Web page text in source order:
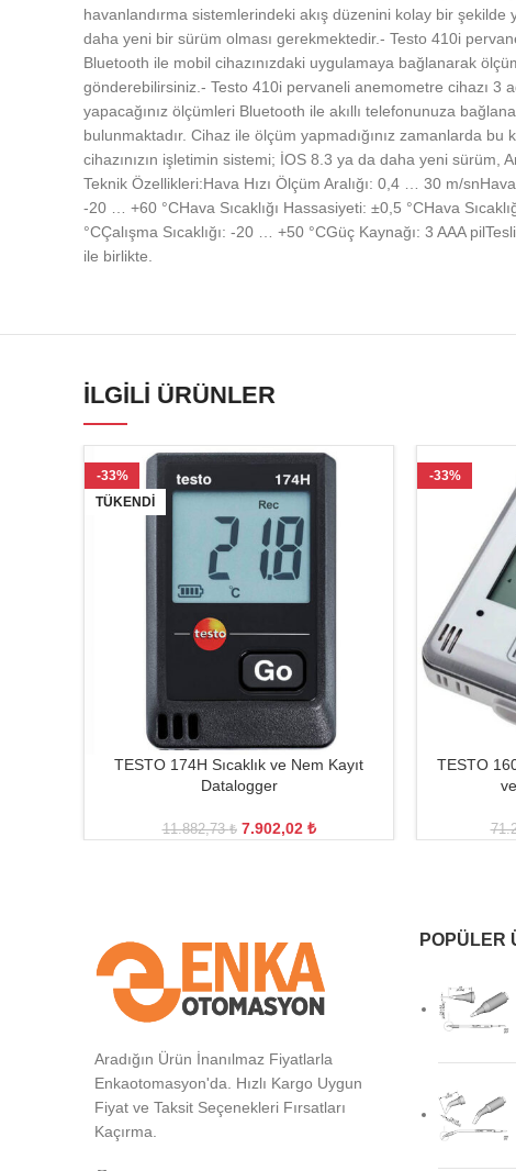
havanlandırma sistemlerindeki akış düzenini kolay bir şekilde
daha yeni bir sürüm olması gerekmektedir.- Testo 410i
Bluetooth ile mobil cihazınızdaki uygulamaya bağlanarak
gönderebilirsiniz.- Testo 410i pervaneli anemometre cihazı 3
yapacağınız ölçümleri Bluetooth ile akıllı telefonunuza
bulunmaktadır. Cihaz ile ölçüm yapmadığınız zamanlarda
cihazınızın işletimin sistemi; İOS 8.3 ya da daha yeni sürüm,
Teknik Özellikleri:Hava Hızı Ölçüm Aralığı: 0,4 … 30 m/
-20 … +60 °CHava Sıcaklığı Hassasiyeti: ±0,5 °CHava
°CÇalışma Sıcaklığı: -20 … +50 °CGüç Kaynağı: 3 AAA
ile birlikte.
İLGILI ÜRÜNLER
-33%
TÜKENDI
TESTO 174H Sıcaklık ve Nem Kayıt
Datalogger
11.882,73₺ 7.902,02 ₺
-33%
TESTO
Aradığın Ürün İnanılmaz Fiyatlarla
Enkaotomasyon'da. Hızlı Kargo Uygun
Fiyat ve Taksit Seçenekleri Fırsatları
Kaçırma.
POPÜLER